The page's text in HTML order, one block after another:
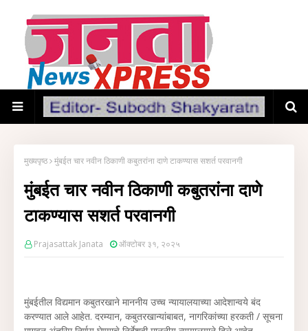
मुख्यपृष्ठ मुंबईत चार नवीन ठिकाणी कबुतरांना दाणे टाकण्यास सशर्त परवानगी
मुंबईत चार नवीन ठिकाणी कबुतरांना दाणे
टाकण्यास सशर्त परवानगी
Prajasattak Janata ऑक्टोबर ३१, २०२५
मुंबईतील विद्यमान कबुतरखाने माननीय उच्च न्यायालयाच्या आदेशान्वये बंद
करण्यात आले आहेत. दरम्यान, कबुतरखान्यांबाबत, नागरिकांच्या हरकती / सूचना